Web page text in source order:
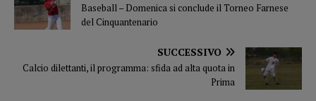
Baseball – Domenica si conclude il Torneo Farnese
del Cinquantenario
SUCCESSIVO
Calcio dilettanti, il programma: sfida ad alta quota in
Prima